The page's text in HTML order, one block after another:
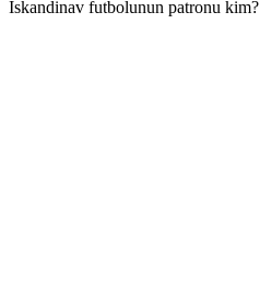
İskandinav futbolunun patronu kim?